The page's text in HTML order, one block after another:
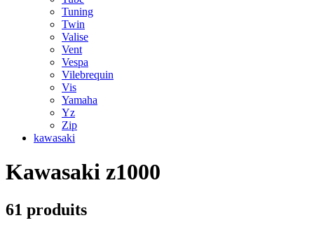
Tuning
Twin
Valise
Vent
Vespa
Vilebrequin
Vis
Yamaha
Yz
Zip
kawasaki
Kawasaki z1000
61 produits